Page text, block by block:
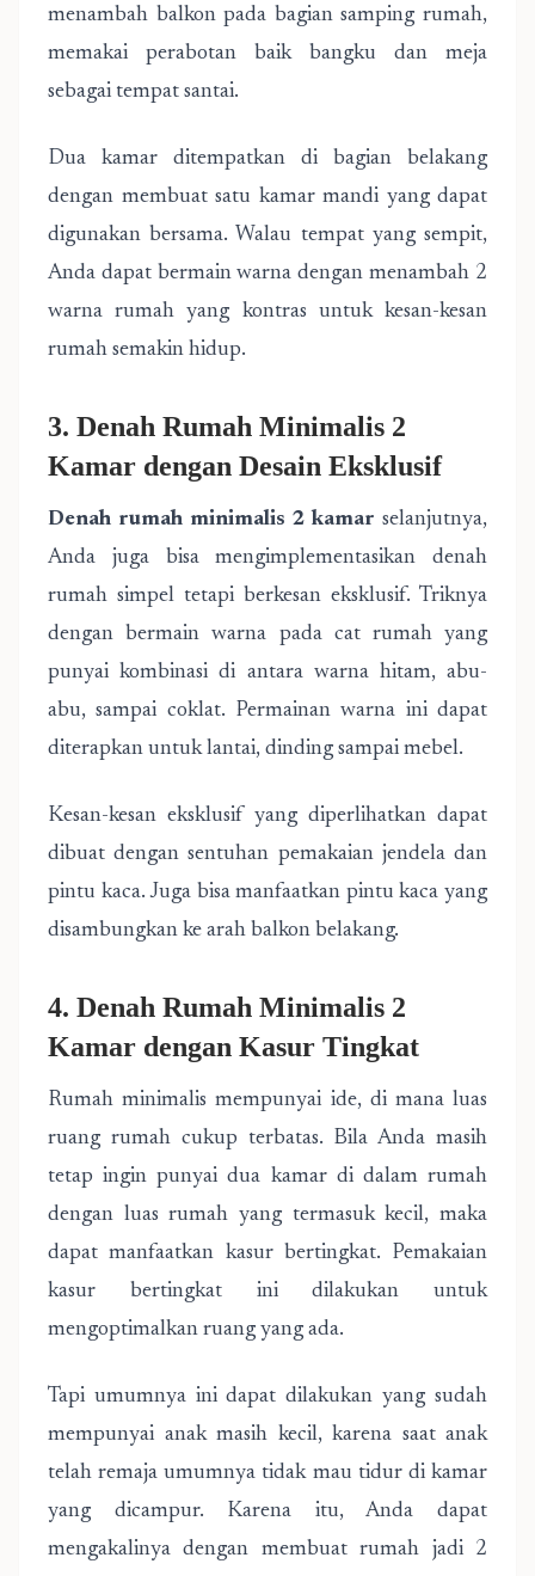
menambah balkon pada bagian samping rumah,
memakai perabotan baik bangku dan meja
sebagai tempat santai.
Dua kamar ditempatkan di bagian belakang
dengan membuat satu kamar mandi yang dapat
digunakan bersama. Walau tempat yang sempit,
Anda dapat bermain warna dengan menambah 2
warna rumah yang kontras untuk kesan-kesan
rumah semakin hidup.
3. Denah Rumah Minimalis 2
Kamar dengan Desain Eksklusif
Denah rumah minimalis 2 kamar selanjutnya,
Anda juga bisa mengimplementasikan denah
rumah simpel tetapi berkesan eksklusif. Triknya
dengan bermain warna pada cat rumah yang
punyai kombinasi di antara warna hitam, abu-
abu, sampai coklat. Permainan warna ini dapat
diterapkan untuk lantai, dinding sampai mebel.
Kesan-kesan eksklusif yang diperlihatkan dapat
dibuat dengan sentuhan pemakaian jendela dan
pintu kaca. Juga bisa manfaatkan pintu kaca yang
disambungkan ke arah balkon belakang.
4. Denah Rumah Minimalis 2
Kamar dengan Kasur Tingkat
Rumah minimalis mempunyai ide, di mana luas
ruang rumah cukup terbatas. Bila Anda masih
tetap ingin punyai dua kamar di dalam rumah
dengan luas rumah yang termasuk kecil, maka
dapat manfaatkan kasur bertingkat. Pemakaian
kasur bertingkat ini dilakukan untuk
mengoptimalkan ruang yang ada.
Tapi umumnya ini dapat dilakukan yang sudah
mempunyai anak masih kecil, karena saat anak
telah remaja umumnya tidak mau tidur di kamar
yang dicampur. Karena itu, Anda dapat
mengakalinya dengan membuat rumah jadi 2